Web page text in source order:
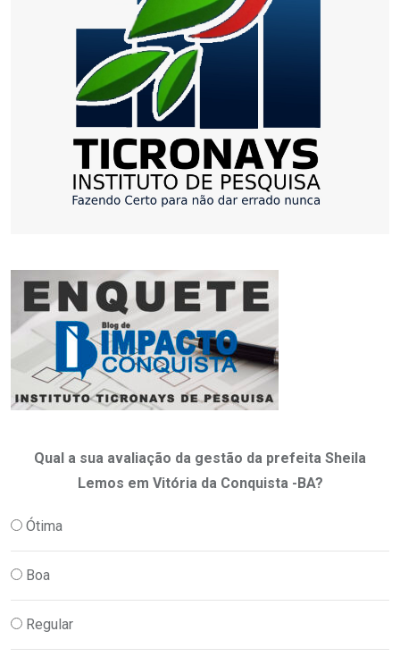
Qual a sua avaliação da gestão da prefeita Sheila
Lemos em Vitória da Conquista -BA?
Ótima
Boa
Regular